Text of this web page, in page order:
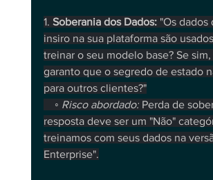
1. Soberania dos Dados: "Os dados
insiro na sua plataforma são
treinar o seu modelo base? Se
garanto que o segredo de estado
para outros clientes?"
◦ Risco abordado: Perda de
resposta deve ser um "Não"
treinamos com seus dados na
Enterprise".